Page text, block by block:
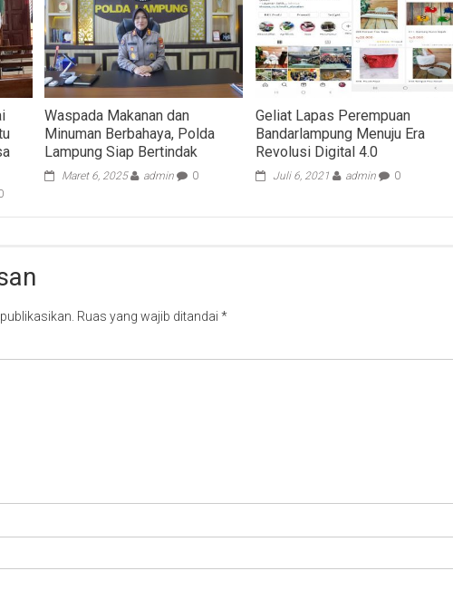
Waspada Makanan dan
Minuman Berbahaya, Polda
Lampung Siap Bertindak
Maret 6, 2025 admin 0
Geliat Lapas Perempuan
Bandarlampung Menuju Era
Revolusi Digital 4.0
Juli 6, 2021 admin 0
Ruas yang wajib ditandai *